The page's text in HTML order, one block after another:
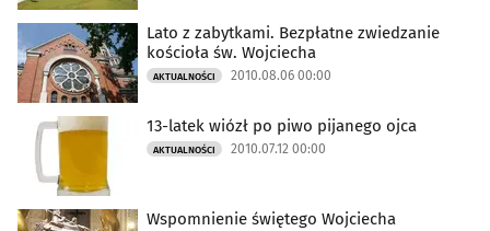
Lato z zabytkami. Bezpłatne zwiedzanie
kościoła św. Wojciecha
AKTUALNOŚCI 2010.08.06 00:00
13-latek wiózł po piwo pijanego ojca
AKTUALNOŚCI 2010.07.12 00:00
Wspomnienie świętego Wojciecha